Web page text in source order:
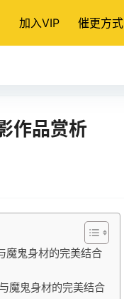
加入VIP 催更方式
作品赏析
魔鬼身材的完美结合
魔鬼身材的完美结合